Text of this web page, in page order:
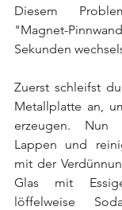
Diesem
"Magnet-
Sekunden
Zuerst schleifst
Metallplatte an,
erzeugen.
Lappen und
mit der
Glas mit
löffelweise